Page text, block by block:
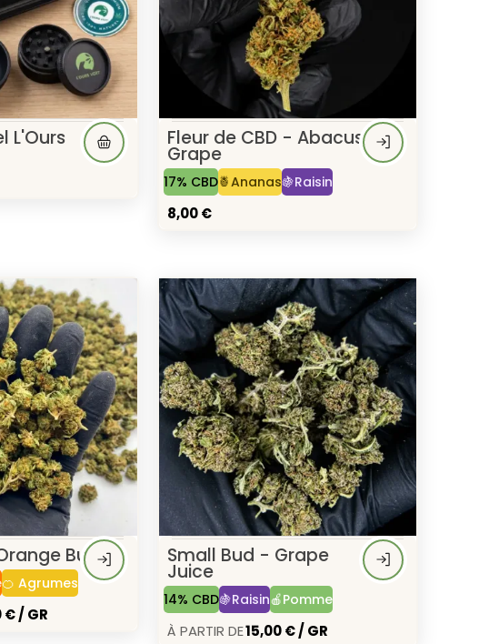
L'Ours Fleur de CBD - Abacus
Grape
17% CBD🍍Ananas🍇Raisin
8,00 €
Bud
🍊 Agrumes
/ GR
Small Bud - Grape
Juice
14% CBD🍇Raisin🍎Pomme
À Partir de15,00 € / GR